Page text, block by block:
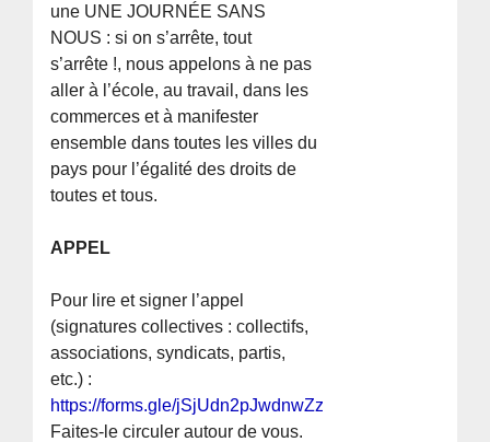
une UNE JOURNÉE SANS
NOUS : si on s’arrête, tout
s’arrête !, nous appelons à ne pas
aller à l’école, au travail, dans les
commerces et à manifester
ensemble dans toutes les villes du
pays pour l’égalité des droits de
toutes et tous.
APPEL
Pour lire et signer l’appel
(signatures collectives : collectifs,
associations, syndicats, partis,
etc.) :
https://forms.gle/jSjUdn2pJwdnwZz66
Faites-le circuler autour de vous.